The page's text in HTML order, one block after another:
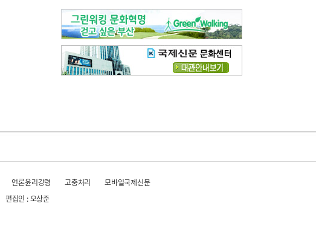
언론윤리강령 고충처리
모바일국제신문
편집인 : 오상준